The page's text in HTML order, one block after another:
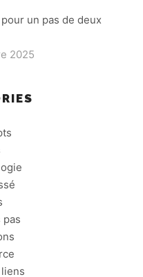
un pas de deux
2025
pas